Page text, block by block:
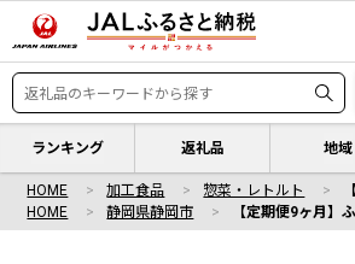
ランキング 返礼品 地域
HOME 加工食品 惣菜・レトルト
HOME
静岡県静岡市 【定期便9ヶ月】